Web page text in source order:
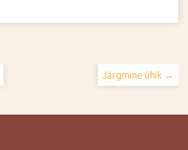
Järgmine ühik →